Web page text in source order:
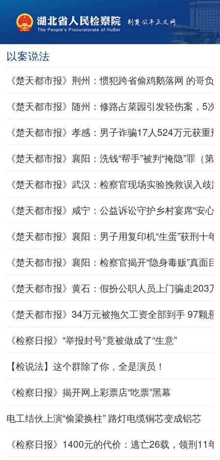
以案说法
《楚天都市报》荆州：惯犯跨省偷鸡鹅落网 的哥
《楚天都市报》随州：修路占菜园引发轻伤案，5
《楚天都市报》孝感：男子诈骗17人524万元获重
《楚天都市报》襄阳：洗钱“帮手”被判“掩隐”罪（
《楚天都市报》武汉：检察官现场实验挽救误入
《楚天都市报》咸宁：公益诉讼守护乡村宴席“安
《楚天都市报》襄阳：男子用复印机“生蛋”获刑十
《楚天都市报》襄阳：检察官揭开“隐身毒贩”真面
《楚天都市报》黄石：假扮公职人员上门骗走203
《楚天都市报》34万元被拖欠工资全部到手 97颗
《检察日报》“举报封号”竟被做成了“生意”
【检说法】这个群除了你，全是演员！
《检察日报》揭开网上彩票店“吃票”黑幕
电工结伙上演“偷梁换柱” 路灯电缆铜芯变成铝芯
《检察日报》1400元的代价：逃亡26载，领刑11年